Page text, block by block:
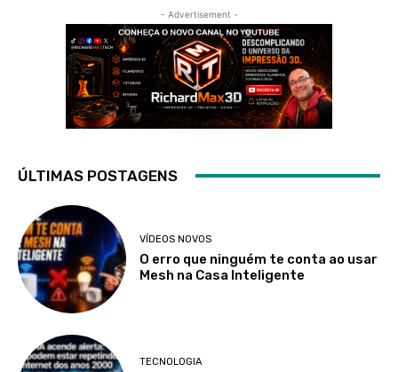
- Advertisement -
ÚLTIMAS POSTAGENS
VÍDEOS NOVOS
O erro que ninguém te conta ao usar
Mesh na Casa Inteligente
TECNOLOGIA